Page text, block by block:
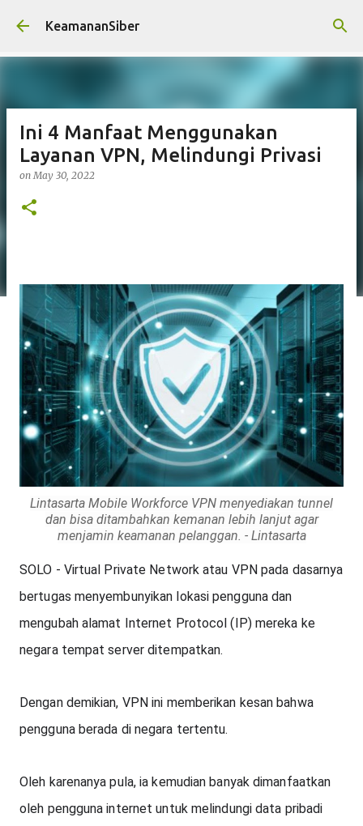
Skip to main content
KeamananSiber
Ini 4 Manfaat Menggunakan
Layanan VPN, Melindungi Privasi
onMay 30, 2022
Lintasarta Mobile Workforce VPN menyediakan tunnel
dan bisa ditambahkan kemanan lebih lanjut agar
menjamin keamanan pelanggan. - Lintasarta
SOLO - Virtual Private Network atau VPN pada dasarnya
bertugas menyembunyikan lokasi pengguna dan
mengubah alamat Internet Protocol (IP) mereka ke
negara tempat server ditempatkan.
Dengan demikian, VPN ini memberikan kesan bahwa
pengguna berada di negara tertentu.
Oleh karenanya pula, ia kemudian banyak dimanfaatkan
oleh pengguna internet untuk melindungi data pribadi